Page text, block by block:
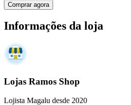
Comprar agora
Informações da loja
Lojas Ramos Shop
Lojista Magalu desde 2020